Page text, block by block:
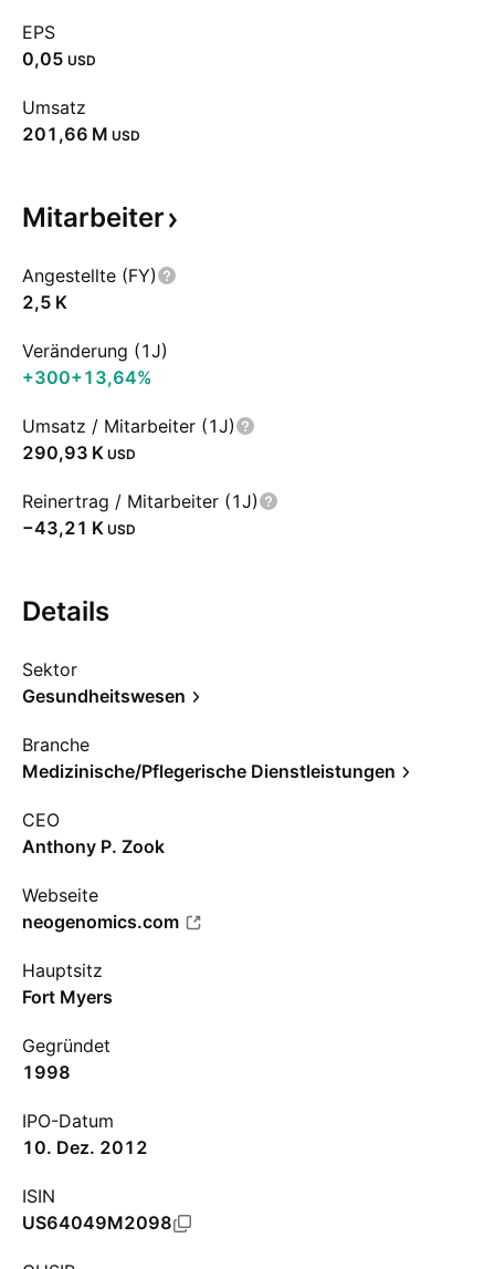
EPS
0,05 USD
Umsatz
‪201,66 M‬ USD
Mitarbeiter
Angestellte (FY)
‪2,5 K‬
Veränderung (1J)
+300+13,64%
Umsatz / Mitarbeiter (1J)
‪290,93 K‬ USD
Reinertrag / Mitarbeiter (1J)
‪−43,21 K‬ USD
Details
Sektor
Gesundheitswesen
Branche
Medizinische/Pflegerische Dienstleistungen
CEO
Anthony P. Zook
Webseite
neogenomics.com
Hauptsitz
Fort Myers
Gegründet
1998
IPO-Datum
10. Dez. 2012
ISIN
US64049M2098